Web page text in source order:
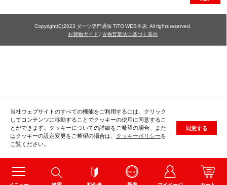
当社ウェブサイトのすべての機能をご利用するには、クリック
してコンテンツに移動することでクッキーの使用に同意するこ
とができます。クッキーについての詳細をご希望の場合、また
はクッキーの設定変更をご希望の場合は、 クッキーポリシーを
ご覧ください。
同意する
Copyright(C)2023 ダーツ専門通販 TiTO WEB本店. All rights reserved.
お買物ガイド /古物営業法に基づく表示